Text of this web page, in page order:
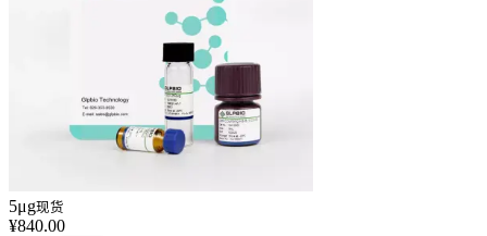
5μg现货
¥840.00